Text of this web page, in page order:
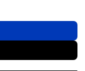
S26 Ultra - สี Contour